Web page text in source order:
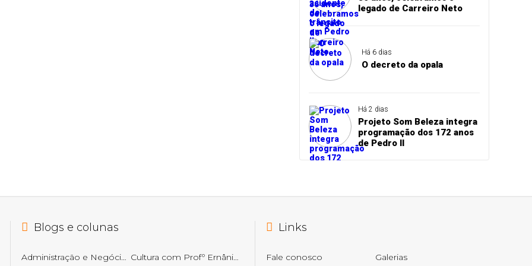
legado de Carreiro Neto
Há 6 dias
O decreto da opala
Há 2 dias
Projeto Som Beleza integra
programação dos 172 anos
de Pedro II
Blogs e colunas Links
Fale conosco Galerias